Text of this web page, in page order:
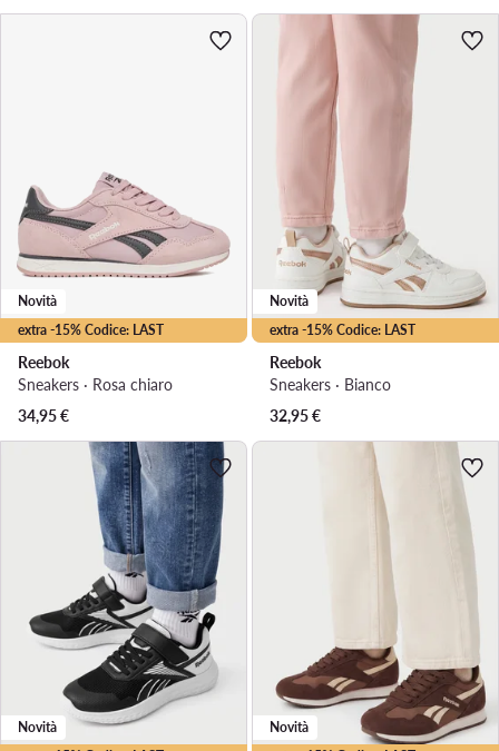
extra -15% Codice: LAST
Novità
Reebok
Sneakers · Rosa chiaro
34,95€
extra -15% Codice: LAST
Novità
Reebok
Sneakers · Bianco
32,95€
Novità Novità